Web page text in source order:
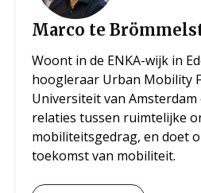
Marco te
Woont in de ENKA-wijk in
hoogleraar Urban Mobility
Universiteit van
relaties tussen ruimtelijke
mobiliteitsgedrag, en doet
toekomst van mobiliteit.